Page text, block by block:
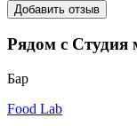
Добавить отзыв
Рядом с Студия
Бар
Food Lab